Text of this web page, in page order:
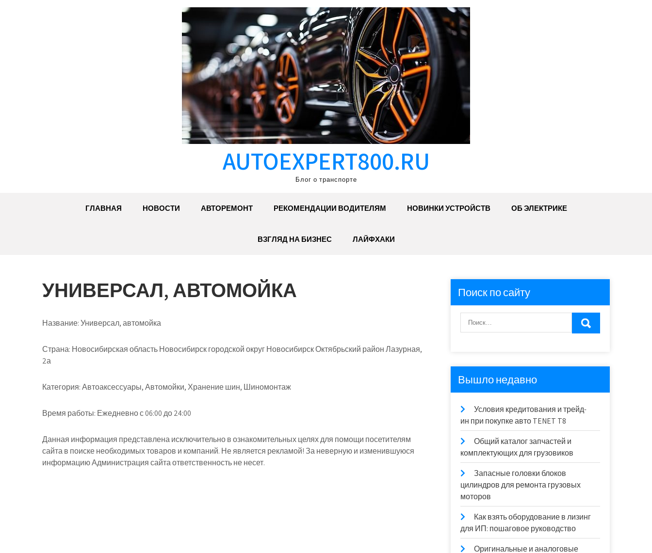
AUTOEXPERT800.RU
Блог о транспорте
ГЛАВНАЯ НОВОСТИ АВТОРЕМОНТ РЕКОМЕНДАЦИИ ВОДИТЕЛЯМ НОВИНКИ УСТРОЙСТВ ОБ ЭЛЕКТРИКЕ
ВЗГЛЯД НА БИЗНЕС ЛАЙФХАКИ
УНИВЕРСАЛ, АВТОМОЙКА
Название:Универсал, автомойка
Страна: Новосибирская область Новосибирск городской округ Новосибирск Октябрьский район Лазурная,
2а
Категория:Автоаксессуары, Автомойки, Хранение шин, Шиномонтаж
Время работы: Ежедневно с 06:00 до 24:00
Данная информация представлена исключительно в ознакомительных целях для помощи посетителям
сайта в поиске необходимых товаров и компаний. Не является рекламой! За неверную и изменившуюся
информацию Администрация сайта ответственность не несет.
Поиск по сайту
Вышло недавно
Условия кредитования и трейд-
ин при покупке авто TENET T8
Общий каталог запчастей и
комплектующих для грузовиков
Запасные головки блоков
цилиндров для ремонта грузовых
моторов
Как взять оборудование в лизинг
для ИП: пошаговое руководство
Оригинальные и аналоговые